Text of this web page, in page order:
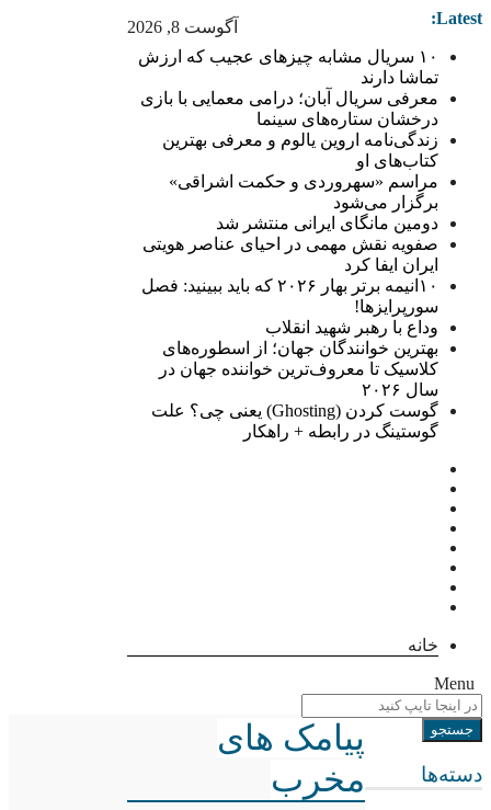
آگوست 8, 2026 Latest:
۱۰ سریال مشابه چیزهای عجیب که ارزش
تماشا دارند
معرفی سریال آبان؛ درامی معمایی با بازی
درخشان ستاره‌های سینما
زندگی‌نامه اروین یالوم و معرفی بهترین
کتاب‌های او
مراسم «سهروردی و حکمت اشراقی»
برگزار می‌شود
دومین مانگای ایرانی منتشر شد
صفویه نقش مهمی در احیای عناصر هویتی
ایران ایفا کرد
۱۰انیمه برتر بهار ۲۰۲۶ که باید ببینید: فصل
سورپرایزها!
وداع با رهبر شهید انقلاب
بهترین خوانندگان جهان؛ از اسطوره‌های
کلاسیک تا معروف‌ترین خواننده جهان در
سال ۲۰۲۶
گوست کردن (Ghosting) یعنی چی؟ علت
گوستینگ در رابطه + راهکار
خانه
Menu
دسته‌ها
پیامک های
مخرب